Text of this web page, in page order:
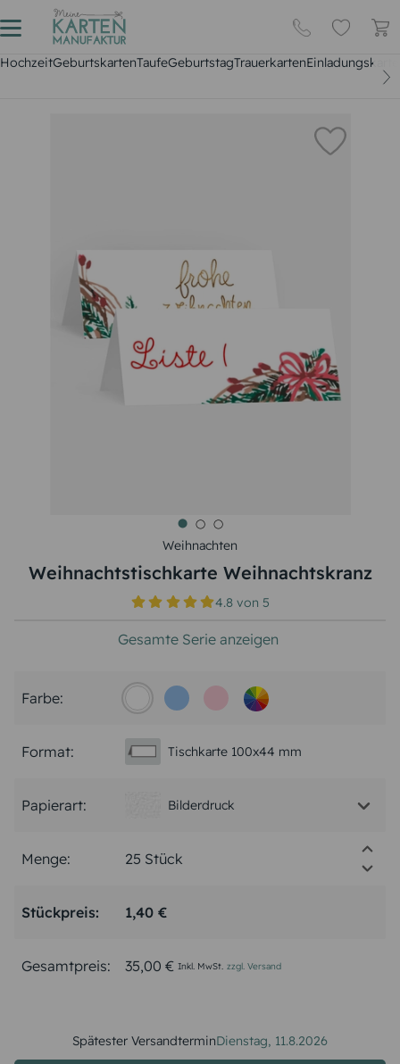
HochzeitGeburtskartenTaufeGeburtstagTrauerkarten
Weihnachten
Weihnachtstischkarte Weihnachtskranz
4.8 von5
Gesamte Serie anzeigen
Farbe:
Format: Tischkarte 100x44 mm
Papierart: Bilderdruck
Menge:
Stückpreis: 1,40 €
Gesamtpreis: 35,00 € Inkl. MwSt. zzgl. Versand
Spätester VersandterminDienstag, 11.8.2026